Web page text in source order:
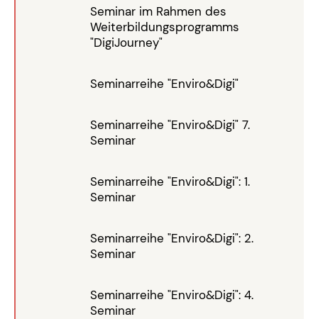
Seminar im Rahmen des
Weiterbildungsprogramms
"DigiJourney"
Seminarreihe "Enviro&Digi"
Seminarreihe "Enviro&Digi" 7.
Seminar
Seminarreihe "Enviro&Digi": 1.
Seminar
Seminarreihe "Enviro&Digi": 2.
Seminar
Seminarreihe "Enviro&Digi": 4.
Seminar